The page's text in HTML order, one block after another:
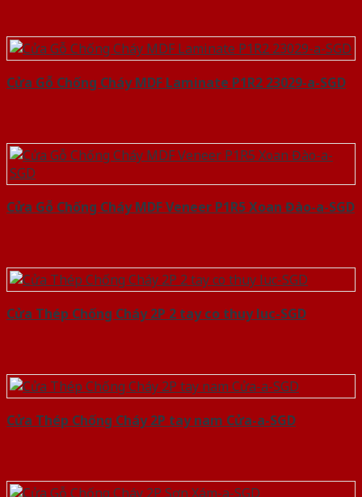
Cửa Gỗ Chống Cháy MDF Laminate P1R2 23029-a-SGD
Cửa Gỗ Chống Cháy MDF Veneer P1R5 Xoan Đào-a-SGD
Cửa Thép Chống Cháy 2P 2 tay co thuy luc-SGD
Cửa Thép Chống Cháy 2P tay nam Cửa-a-SGD